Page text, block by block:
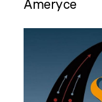
Ameryce